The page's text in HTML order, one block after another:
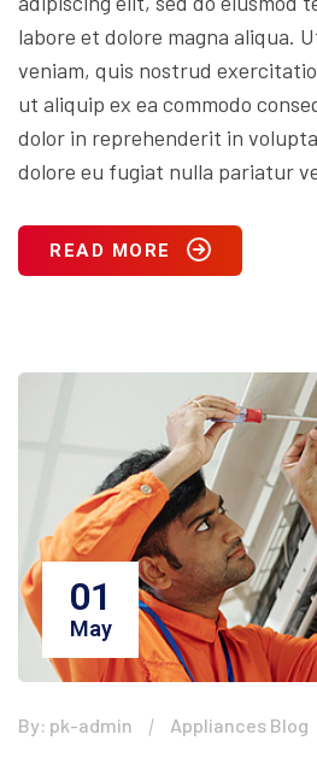
labore et dolore magna aliqua.
veniam, quis nostrud
ut aliquip ex ea commodo
dolor in reprehenderit in
dolore eu fugiat nulla pariatur
READ MORE
01
May
By: pk-admin Appliances Blog